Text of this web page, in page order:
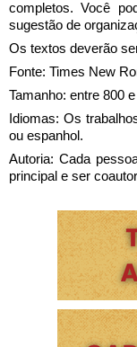
completos. Você
sugestão de
Os textos deverão
Fonte: Times New
Tamanho: entre 800
Idiomas: Os
ou espanhol.
Autoria: Cada
principal e ser